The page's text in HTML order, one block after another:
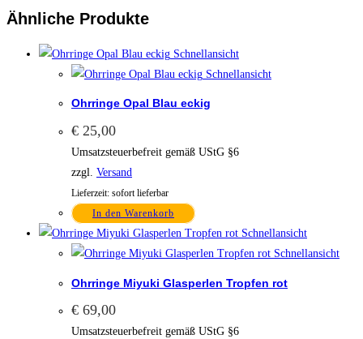
Ähnliche Produkte
Schnellansicht
Schnellansicht
Ohrringe Opal Blau eckig
€ 25,00
Umsatzsteuerbefreit gemäß UStG §6
zzgl. Versand
Lieferzeit: sofort lieferbar
In den Warenkorb
Schnellansicht
Schnellansicht
Ohrringe Miyuki Glasperlen Tropfen rot
€ 69,00
Umsatzsteuerbefreit gemäß UStG §6